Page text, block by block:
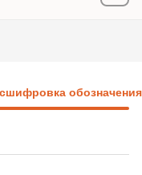
обозначения